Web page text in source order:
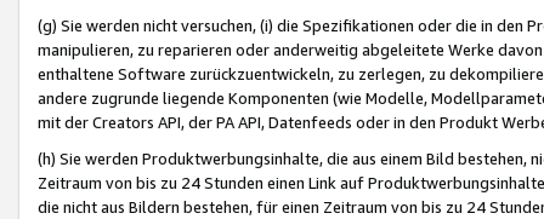
(g) Sie werden nicht versuchen, (i) die Spezifikationen oder die in
manipulieren, zu reparieren oder anderweitig abgeleitete Werke
enthaltene Software zurückzuentwickeln, zu zerlegen, zu
andere zugrunde liegende Komponenten (wie Modelle,
mit der Creators API, der PA API, Datenfeeds oder in den Produkt
(h) Sie werden Produktwerbungsinhalte, die aus einem Bild bestehen,
Zeitraum von bis zu 24 Stunden einen Link auf
die nicht aus Bildern bestehen, für einen Zeitraum von bis zu 24